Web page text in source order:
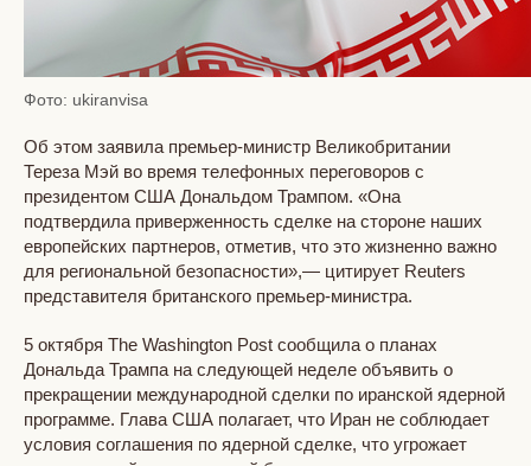
Фото: ukiranvisa
Об этом заявила премьер-министр Великобритании
Тереза Мэй во время телефонных переговоров с
президентом США Дональдом Трампом. «Она
подтвердила приверженность сделке на стороне наших
европейских партнеров, отметив, что это жизненно важно
для региональной безопасности»,— цитирует Reuters
представителя британского премьер-министра.
5 октября The Washington Post сообщила о планах
Дональда Трампа на следующей неделе объявить о
прекращении международной сделки по иранской ядерной
программе. Глава США полагает, что Иран не соблюдает
условия соглашения по ядерной сделке, что угрожает